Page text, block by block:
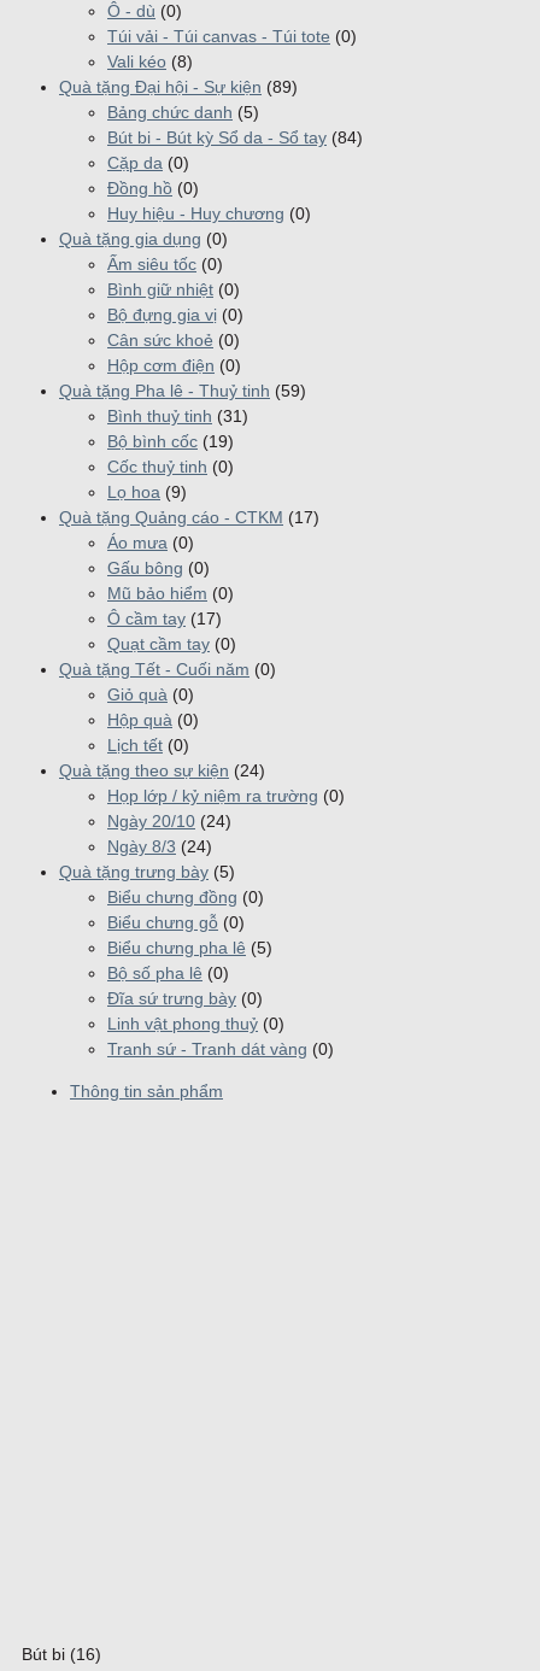
Ô - dù (0)
Túi vải - Túi canvas - Túi tote (0)
Vali kéo (8)
Quà tặng Đại hội - Sự kiện (89)
Bảng chức danh (5)
Bút bi - Bút kỳ Sổ da - Sổ tay (84)
Cặp da (0)
Đồng hồ (0)
Huy hiệu - Huy chương (0)
Quà tặng gia dụng (0)
Ấm siêu tốc (0)
Bình giữ nhiệt (0)
Bộ đựng gia vị (0)
Cân sức khoẻ (0)
Hộp cơm điện (0)
Quà tặng Pha lê - Thuỷ tinh (59)
Bình thuỷ tinh (31)
Bộ bình cốc (19)
Cốc thuỷ tinh (0)
Lọ hoa (9)
Quà tặng Quảng cáo - CTKM (17)
Áo mưa (0)
Gấu bông (0)
Mũ bảo hiểm (0)
Ô cầm tay (17)
Quạt cầm tay (0)
Quà tặng Tết - Cuối năm (0)
Giỏ quà (0)
Hộp quà (0)
Lịch tết (0)
Quà tặng theo sự kiện (24)
Họp lớp / kỷ niệm ra trường (0)
Ngày 20/10 (24)
Ngày 8/3 (24)
Quà tặng trưng bày (5)
Biểu chưng đồng (0)
Biểu chưng gỗ (0)
Biểu chưng pha lê (5)
Bộ số pha lê (0)
Đĩa sứ trưng bày (0)
Linh vật phong thuỷ (0)
Tranh sứ - Tranh dát vàng (0)
Thông tin sản phẩm
Bút bi (16)